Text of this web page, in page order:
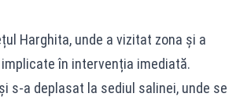
Harghita, unde a vizitat zona și a
în intervenția imediată.
s-a deplasat la sediul salinei, unde se